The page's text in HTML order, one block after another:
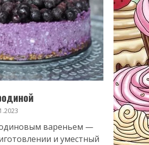
вареньем —
и уместный